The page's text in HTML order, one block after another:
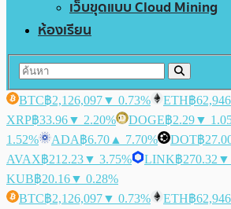
เว็บขุดแบบ Cloud Mining
ห้องเรียน
BTC฿2,126,097▼ 0.73% ETH฿
XRP฿33.96▼ 2.20% DOGE฿2.29▼
1.52%
ADA฿6.70 ▲ 7.70% DOT฿
AVAX฿212.23▼ 3.75% LINK฿270.32 ▼
KUB฿20.16▼ 0.28%
BTC฿2,126,097▼ 0.73% ETH฿